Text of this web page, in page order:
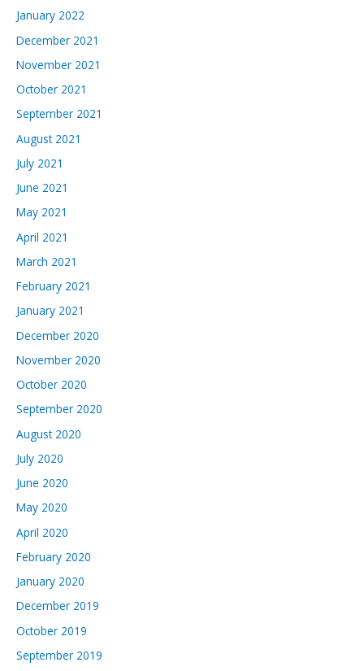
January 2022
December 2021
November 2021
October 2021
September 2021
August 2021
July 2021
June 2021
May 2021
April 2021
March 2021
February 2021
January 2021
December 2020
November 2020
October 2020
September 2020
August 2020
July 2020
June 2020
May 2020
April 2020
February 2020
January 2020
December 2019
October 2019
September 2019